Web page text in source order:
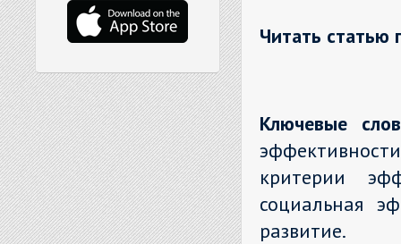
Читать статью
Ключевые
критерии
социальная
развитие.